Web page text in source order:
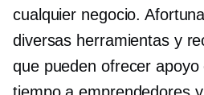
cualquier negocio.
diversas herramientas y
que pueden ofrecer apoyo